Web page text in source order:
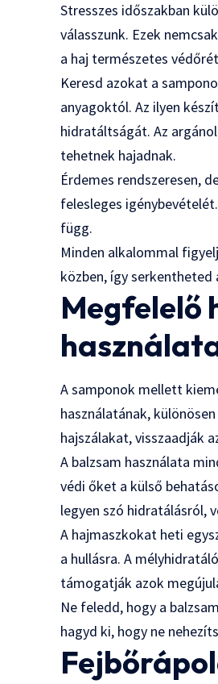
Stresszes időszakban
válasszunk. Ezek
a haj természetes
Keresd azokat a
anyagoktól. Az ilyen
hidratáltságát. Az
tehetnek hajadnak.
Érdemes rendszeresen,
felesleges
függ.
Minden alkalommal
közben, így
Megfelelő
A samponok mellett
használatának,
hajszálakat, visszaadják
A balzsam használata
védi őket a külső
legyen szó hidratálásról,
A hajmaszkokat heti
a hullásra. A
támogatják azok
Ne feledd, hogy a
hagyd ki, hogy ne